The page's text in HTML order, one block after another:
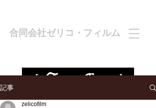
合同会社ゼリコ・フィルム
記事
zelicofilm